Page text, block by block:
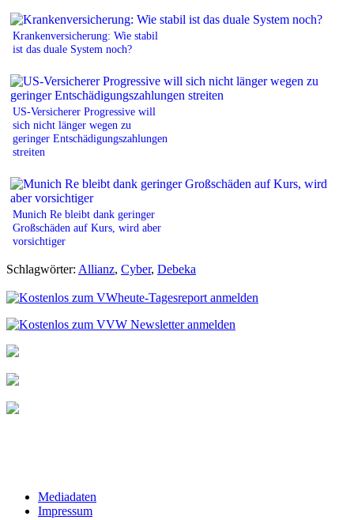
Krankenversicherung: Wie stabil
ist das duale System noch?
US-Versicherer Progressive will
sich nicht länger wegen zu
geringer Entschädigungszahlungen
streiten
Munich Re bleibt dank geringer
Großschäden auf Kurs, wird aber
vorsichtiger
Schlagwörter: Allianz, Cyber, Debeka
Mediadaten
Impressum